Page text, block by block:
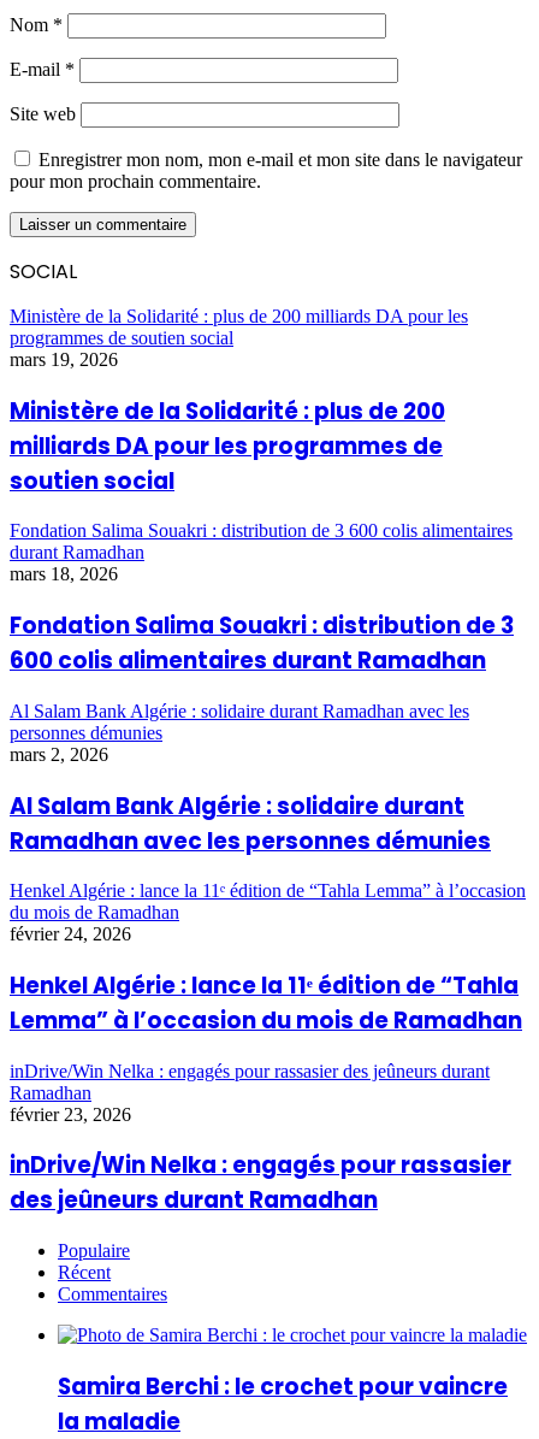
Nom *
E-mail *
Site web
Enregistrer mon nom, mon e-mail et mon site dans le navigateur
pour mon prochain commentaire.
SOCIAL
Ministère de la Solidarité : plus de 200 milliards DA pour les
programmes de soutien social
mars 19, 2026
Ministère de la Solidarité : plus de 200
milliards DA pour les programmes de
soutien social
Fondation Salima Souakri : distribution de 3 600 colis alimentaires
durant Ramadhan
mars 18, 2026
Fondation Salima Souakri : distribution de 3
600 colis alimentaires durant Ramadhan
Al Salam Bank Algérie : solidaire durant Ramadhan avec les
personnes démunies
mars 2, 2026
Al Salam Bank Algérie : solidaire durant
Ramadhan avec les personnes démunies
Henkel Algérie : lance la 11ᵉ édition de “Tahla Lemma” à l’occasion
du mois de Ramadhan
février 24, 2026
Henkel Algérie : lance la 11ᵉ édition de “Tahla
Lemma” à l’occasion du mois de Ramadhan
inDrive/Win Nelka : engagés pour rassasier des jeûneurs durant
Ramadhan
février 23, 2026
inDrive/Win Nelka : engagés pour rassasier
des jeûneurs durant Ramadhan
Populaire
Récent
Commentaires
Samira Berchi : le crochet pour vaincre
la maladie